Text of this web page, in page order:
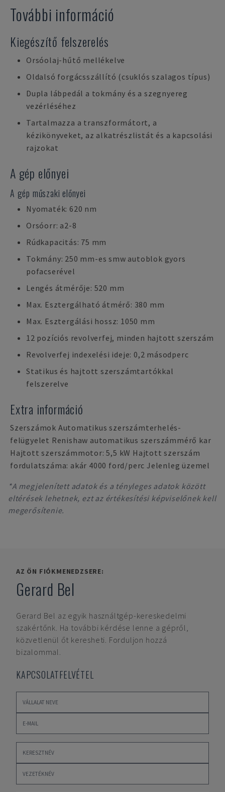
További információ
Kiegészítő felszerelés
Orsóolaj-hűtő mellékelve
Oldalsó forgácsszállító (csuklós szalagos típus)
Dupla lábpedál a tokmány és a szegnyereg
vezérléséhez
Tartalmazza a transzformátort, a
kézikönyveket, az alkatrészlistát és a kapcsolási
rajzokat
A gép előnyei
A gép műszaki előnyei
Nyomaték: 620 nm
Orsóorr: a2-8
Rúdkapacitás: 75 mm
Tokmány: 250 mm-es smw autoblok gyors
pofacserével
Lengés átmérője: 520 mm
Max. Esztergálható átmérő: 380 mm
Max. Esztergálási hossz: 1050 mm
12 pozíciós revolverfej, minden hajtott szerszám
Revolverfej indexelési ideje: 0,2 másodperc
Statikus és hajtott szerszámtartókkal
felszerelve
Extra információ
Szerszámok Automatikus szerszámterhelés-
felügyelet Renishaw automatikus szerszámmérő kar
Hajtott szerszámmotor: 5,5 kW Hajtott szerszám
fordulatszáma: akár 4000 ford/perc Jelenleg üzemel
*A megjelenített adatok és a tényleges adatok között
eltérések lehetnek, ezt az értékesítési képviselőnek kell
megerősítenie.
AZ ÖN FIÓKMENEDZSERE:
Gerard Bel
Gerard Bel az egyik használtgép-kereskedelmi
szakértőnk. Ha további kérdése lenne a gépről,
közvetlenül őt keresheti. Forduljon hozzá
bizalommal.
KAPCSOLATFELVÉTEL